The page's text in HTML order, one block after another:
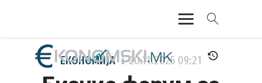
АКТУЕЛНО
ЕКОНОМИЈА 20.11.2025 09:21